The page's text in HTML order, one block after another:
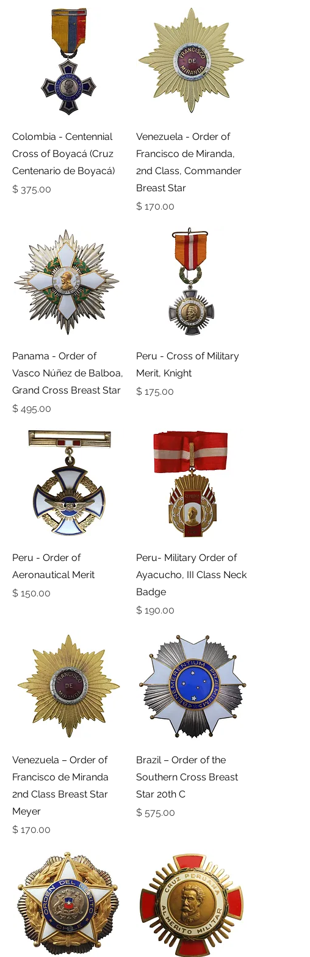
תצוגה מהירה
Venezuela - Order of
Francisco de Miranda,
2nd Class, Commander
Breast Star
מחיר
תצוגה מהירה
Colombia - Centennial
Cross of Boyacá (Cruz
Centenario de Boyacá)
מחיר
תצוגה מהירה
Peru - Cross of Military
Merit, Knight
מחיר
תצוגה מהירה
Panama - Order of
Vasco Núñez de Balboa,
Grand Cross Breast Star
מחיר
תצוגה מהירה
Peru- Military Order of
Ayacucho, III Class Neck
Badge
מחיר
תצוגה מהירה
Peru - Order of
Aeronautical Merit
מחיר
תצוגה מהירה
Brazil – Order of the
Southern Cross Breast
Star 20th C
מחיר
תצוגה מהירה
Venezuela – Order of
Francisco de Miranda
2nd Class Breast Star
Meyer
מחיר